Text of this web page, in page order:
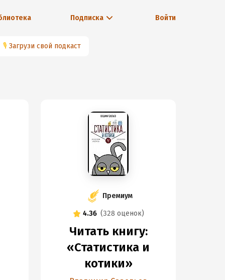
Подписка Войти
🎙 Загрузи свой подкаст
Премиум
4.36 (328 оценок)
Читать книгу:
«Статистика и
котики»